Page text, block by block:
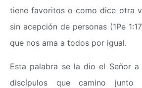
tiene favoritos o como dice otra
sin acepción de personas (1Pe
que nos ama a todos por igual.
Esta palabra se la dio el Señor
discípulos que camino